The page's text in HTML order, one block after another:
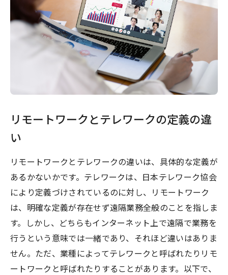
リモートワークとテレワークの定義の違
い
リモートワークとテレワークの違いは、具体的な定義が
あるかないかです。テレワークは、日本テレワーク協会
により定義づけされているのに対し、リモートワーク
は、明確な定義が存在せず遠隔業務全般のことを指しま
す。しかし、どちらもインターネット上で遠隔で業務を
行うという意味では一緒であり、それほど違いはありま
せん。ただ、業種によってテレワークと呼ばれたりリモ
ートワークと呼ばれたりすることがあります。以下で、